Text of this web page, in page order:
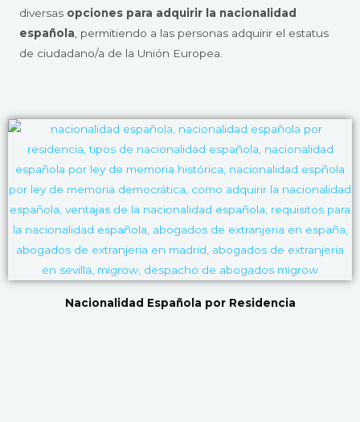
diversas opciones para adquirir la nacionalidad
española , permitiendo a las personas adquirir el estatus
de ciudadano/a de la Unión Europea.
Nacionalidad Española por Residencia